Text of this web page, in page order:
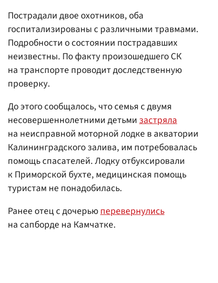
Пострадали двое охотников, оба
госпитализированы с различными травмами.
Подробности о состоянии пострадавших
неизвестны. По факту произошедшего СК
на транспорте проводит доследственную
проверку.
До этого сообщалось, что семья с двумя
несовершеннолетними детьмизастряла
на неисправной моторной лодке в акватории
Калининградского залива, им потребовалась
помощь спасателей. Лодку отбуксировали
к Приморской бухте, медицинская помощь
туристам не понадобилась.
Ранее отец с дочерьюперевернулись
на сапборде на Камчатке.